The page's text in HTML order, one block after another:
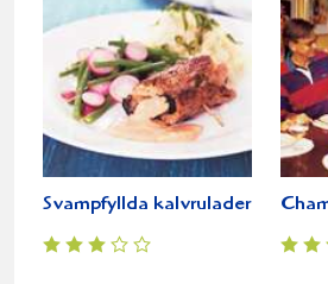
Svampfyllda kalvrulader